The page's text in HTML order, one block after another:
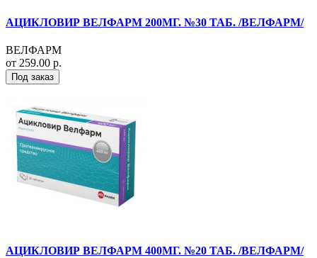
АЦИКЛОВИР ВЕЛФАРМ 200МГ. №30 ТАБ. /ВЕЛФАРМ/
ВЕЛФАРМ
от 259.00 р.
Под заказ
АЦИКЛОВИР ВЕЛФАРМ 400МГ. №20 ТАБ. /ВЕЛФАРМ/